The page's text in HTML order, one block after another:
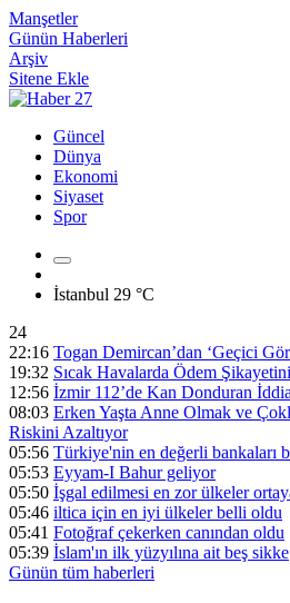
Manşetler
Günün Haberleri
Arşiv
Sitene Ekle
Güncel
Dünya
Ekonomi
Siyaset
Spor
İstanbul 29 °C
24
22:16 Togan Demircan’dan ‘Geçici
19:32 Sıcak Havalarda Ödem
12:56 İzmir 112’de Kan Donduran
08:03 Erken Yaşta Anne Olmak ve
Riskini Azaltıyor
05:56 Türkiye'nin en değerli bankaları
05:53 Eyyam-I Bahur geliyor
05:50 İşgal edilmesi en zor ülkeler
05:46 iltica için en iyi ülkeler belli oldu
05:41 Fotoğraf çekerken canından oldu
05:39 İslam'ın ilk yüzyılına ait beş sikke
Günün tüm haberleri